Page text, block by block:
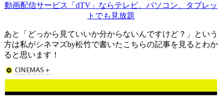
動画配信サービス「dTV」ならテレビ、パソコン、タブレッ
トでも見放題
あと「どっから見ていいか分からないんですけど？」という
方は私がシネマズby松竹で書いたこちらの記事を見るとわか
ると思います！